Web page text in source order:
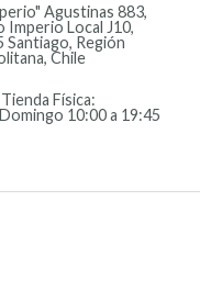
Agustinas 883,
Imperio Local J10,
Santiago, Región
Chile
Física:
10:00 a 19:45